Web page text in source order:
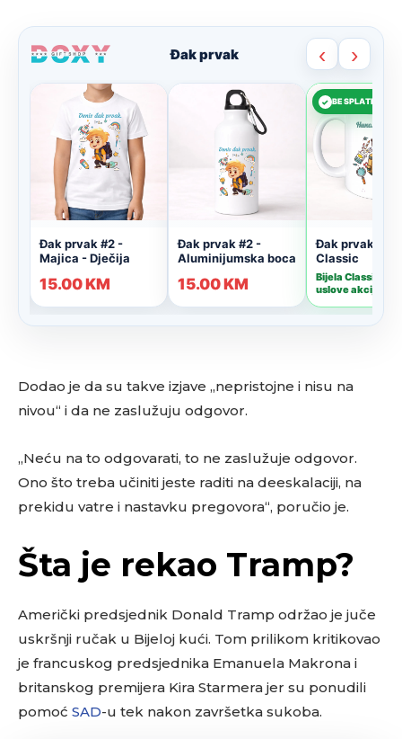
Dodao je da su takve izjave „nepristojne i nisu na
nivou“ i da ne zaslužuju odgovor.
„Neću na to odgovarati, to ne zaslužuje odgovor.
Ono što treba učiniti jeste raditi na deeskalaciji, na
prekidu vatre i nastavku pregovora“, poručio je.
Šta je rekao Tramp?
Američki predsjednik Donald Tramp održao je juče
uskršnji ručak u Bijeloj kući. Tom prilikom kritikovao
je francuskog predsjednika Emanuela Makrona i
britanskog premijera Kira Starmera jer su ponudili
pomoć SAD-u tek nakon završetka sukoba.